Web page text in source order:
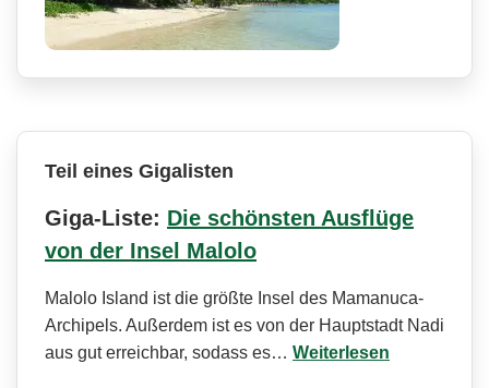
Teil eines Gigalisten
Giga-Liste: Die schönsten Ausflüge
von der Insel Malolo
Malolo Island ist die größte Insel des Mamanuca-
Archipels. Außerdem ist es von der Hauptstadt Nadi
aus gut erreichbar, sodass es… Weiterlesen